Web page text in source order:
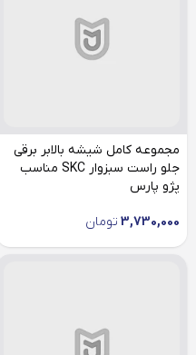
مجموعه کامل شیشه بالابر برقی
جلو راست سبزوار SKC مناسب
پژو پارس
3,730,000 تومان